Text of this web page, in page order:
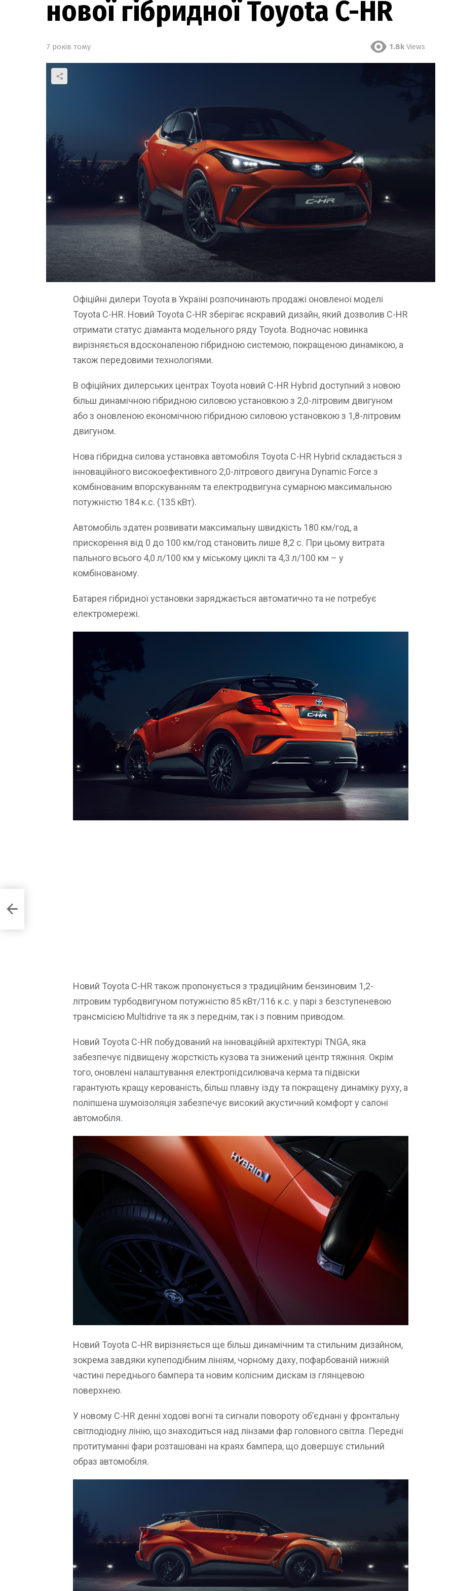
нової гібридної Toyota C-HR
7 років тому 1.8k Views
Офіційні дилери Toyota в Україні розпочинають продажі оновленої моделі
Toyota C-HR. Новий Toyota C-HR зберігає яcкравий дизайн, який дозволив C-HR
отримати статус діаманта модельного ряду Toyota. Водночас новинка
вирізняється вдосконаленою гібридною системою, покращеною динамікою, а
також передовими технологіями.
В офіційних дилерських центрах Toyota новий C-HR Hybrid доступний з новою
більш динамічною гібридною силовою установкою з 2,0-літровим двигуном
або з оновленою економічною гібридною силовою установкою з 1,8-літровим
двигуном.
Нова гібридна силова установка автомобіля Toyota C-HR Hybrid складається з
інноваційного високоефективного 2,0-літрового двигуна Dynamic Force з
комбінованим впорскуванням та електродвигуна сумарною максимальною
потужністю 184 к.с. (135 кВт).
Автомобіль здатен розвивати максимальну швидкість 180 км/год, а
прискорення від 0 до 100 км/год становить лише 8,2 с. При цьому витрата
пального всього 4,0 л/100 км у міському циклі та 4,3 л/100 км – у
комбінованому.
Батарея гібридної установки заряджається автоматично та не потребує
електромережі.
Новий Toyota C-HR також пропонується з традиційним бензиновим 1,2-
літровим турбодвигуном потужністю 85 кВт/116 к.с. у парі з безступеневою
трансмісією Multidrive та як з переднім, так і з повним приводом.
Новий Toyota C-HR побудований на інноваційній архітектурі TNGA, яка
забезпечує підвищену жорсткість кузова та знижений центр тяжіння. Окрім
того, оновлені налаштування електропідсилювача керма та підвіски
гарантують кращу керованість, більш плавну їзду та покращену динаміку руху, а
поліпшена шумоізоляція забезпечує високий акустичний комфорт у салоні
автомобіля.
Новий Toyota C-HR вирізняється ще більш динамічним та стильним дизайном,
зокрема завдяки купеподібним лініям, чорному даху, пофарбованій нижній
частині переднього бампера та новим колісним дискам із глянцевою
поверхнею.
У новому C-HR денні ходові вогні та сигнали повороту об’єднані у фронтальну
світлодіодну лінію, що знаходиться над лінзами фар головного світла. Передні
протитуманні фари розташовані на краях бампера, що довершує стильний
образ автомобіля.